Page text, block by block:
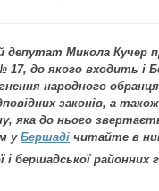
депутат Микола Кучер
17, до якого входить і
народного
законів, а
яка до нього
у Бершаді читайте в
бершадської районних